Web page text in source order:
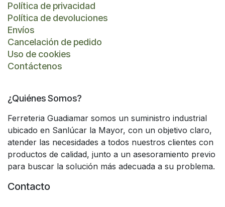
Política de privacidad
Política de devoluciones
Envíos
Cancelación de pedido
Uso de cookies
Contáctenos
¿Quiénes Somos?
Ferreteria Guadiamar somos un suministro industrial
ubicado en Sanlúcar la Mayor, con un objetivo claro,
atender las necesidades a todos nuestros clientes con
productos de calidad, junto a un asesoramiento previo
para buscar la solución más adecuada a su problema.
Contacto